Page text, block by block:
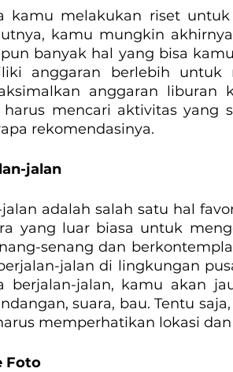
kamu melakukan riset
kamu mungkin
banyak hal yang bisa
anggaran berlebih untuk
anggaran
harus mencari aktivitas yang
rekomendasinya.
jalan
adalah salah satu hal
yang luar biasa untuk
senang dan
jalan di lingkungan
berjalan-jalan, kamu akan
suara, bau. Tentu
memperhatikan lokasi
Foto